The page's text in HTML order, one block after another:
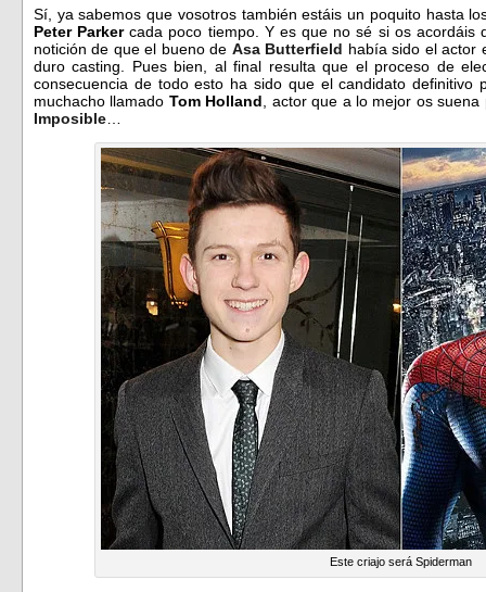
Sí, ya sabemos que vosotros también estáis un poquito hasta
Peter Parkercada poco tiempo. Y es que no sé si os acordáis
notición de que el bueno de Asa Butterfield había sido el actor
duro casting. Pues bien, al final resulta que el proceso de
consecuencia de todo esto ha sido que el candidato definitivo
muchacho llamado Tom Holland , actor que a lo mejor os
Imposible
Este criajo será Spiderman